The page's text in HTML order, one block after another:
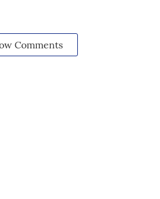
Comments